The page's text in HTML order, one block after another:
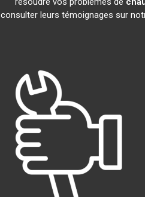
consulter leurs témoignages sur